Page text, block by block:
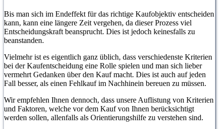
Bis man sich im Endeffekt für das richtige Kaufobjektiv entscheiden
kann, kann eine längere Zeit vergehen, da dieser Prozess viel
Entscheidungskraft beansprucht. Dies ist jedoch keinesfalls zu
beanstanden.
Vielmehr ist es eigentlich ganz üblich, dass verschiedenste Kriterien
bei der Kaufentscheidung eine Rolle spielen und man sich lieber
vermehrt Gedanken über den Kauf macht. Dies ist auch auf jeden
Fall besser, als einen Fehlkauf im Nachhinein bereuen zu müssen.
Wir empfehlen Ihnen dennoch, dass unsere Auflistung von Kriterien
und Faktoren, welche vor dem Kauf von Ihnen berücksichtigt
werden sollen, allenfalls als Orientierungshilfe zu verstehen sind.